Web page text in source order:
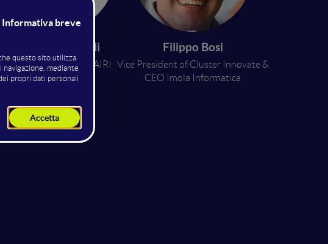
Matteo Paganelli
Ricercatore Unimore - AIRI
Filippo Bosi
Vice President of Cluster Innovate &
CEO Imola Informatica